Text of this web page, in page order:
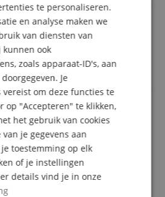
op 24.04.2026
vertaald. Originele taal
op 23.06.2022
vertaald. Originele taal
en luid
SPANISH
te personaliseren.
en analyse maken we
van diensten van
kunnen ook
zoals apparaat-ID's, aan
Je
om deze functies te
op "Accepteren" te klikken,
het gebruik van cookies
je gegevens aan
je toestemming op elk
of je instellingen
details vind je in onze